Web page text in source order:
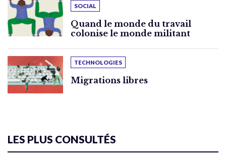
SOCIAL
Quand le monde du travail
colonise le monde militant
TECHNOLOGIES
Migrations libres
LES PLUS CONSULTÉS